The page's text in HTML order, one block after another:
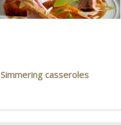
Simmering casseroles